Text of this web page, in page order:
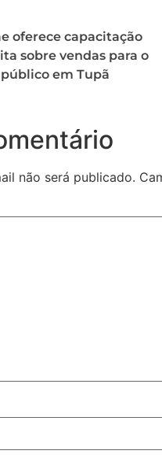
oferece capacitação
sobre vendas para o
em Tupã
não será publicado.